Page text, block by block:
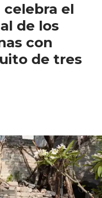
celebra el
de los
con
de tres